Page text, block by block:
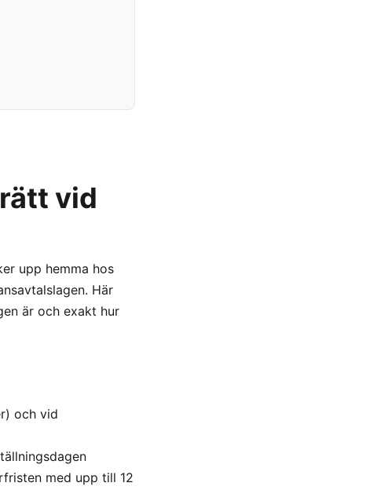
vid
upp hemma hos
Här
är och exakt hur
och vid
med upp till 12